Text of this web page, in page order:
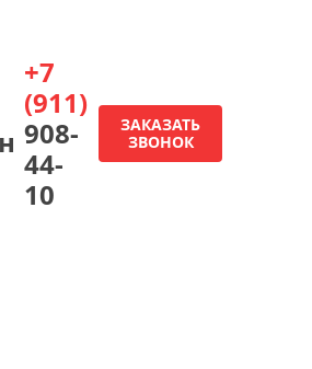
+7
(911)
908-
44-
10
ЗАКАЗАТЬ
ЗВОНОК